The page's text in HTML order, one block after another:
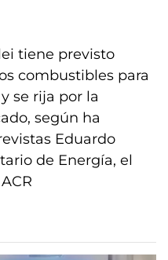
tiene previsto
combustibles para
se rija por la
según ha
Eduardo
de Energía, el